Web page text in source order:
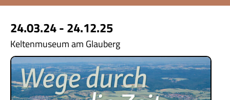
24.03.24 - 24.12.25
Keltenmuseum am Glauberg